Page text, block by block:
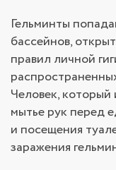
Гельминты
бассейнов,
правил личной
Человек, который
мытье рук перед
и посещения
заражения